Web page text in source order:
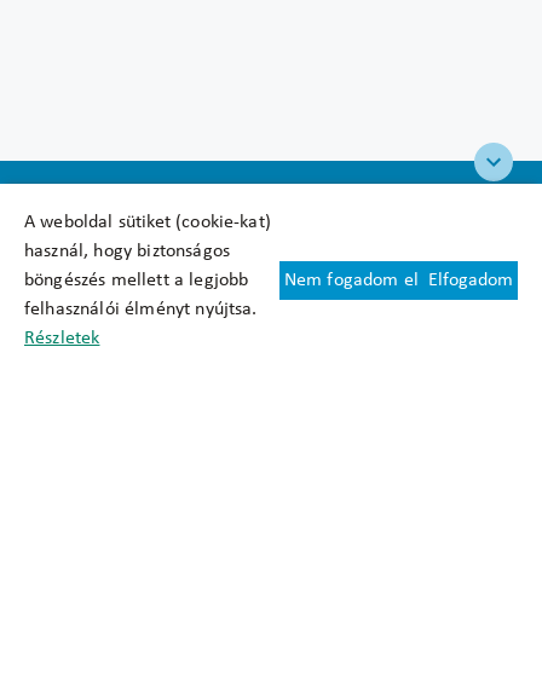
A weboldal sütiket (cookie-kat)
használ, hogy biztonságos
böngészés mellett a legjobb
felhasználói élményt nyújtsa.
Részletek
Nem fogadom el Elfogadom
Felhasználási feltételek